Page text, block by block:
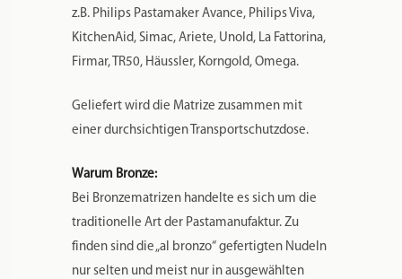
z.B. Philips Pastamaker Avance, Philips Viva,
KitchenAid, Simac, Ariete, Unold, La Fattorina,
Firmar, TR50, Häussler, Korngold, Omega.
Geliefert wird die Matrize zusammen mit
einer durchsichtigen Transportschutzdose.
Warum Bronze:
Bei Bronzematrizen handelte es sich um die
traditionelle Art der Pastamanufaktur. Zu
finden sind die „al bronzo“ gefertigten Nudeln
nur selten und meist nur in ausgewählten